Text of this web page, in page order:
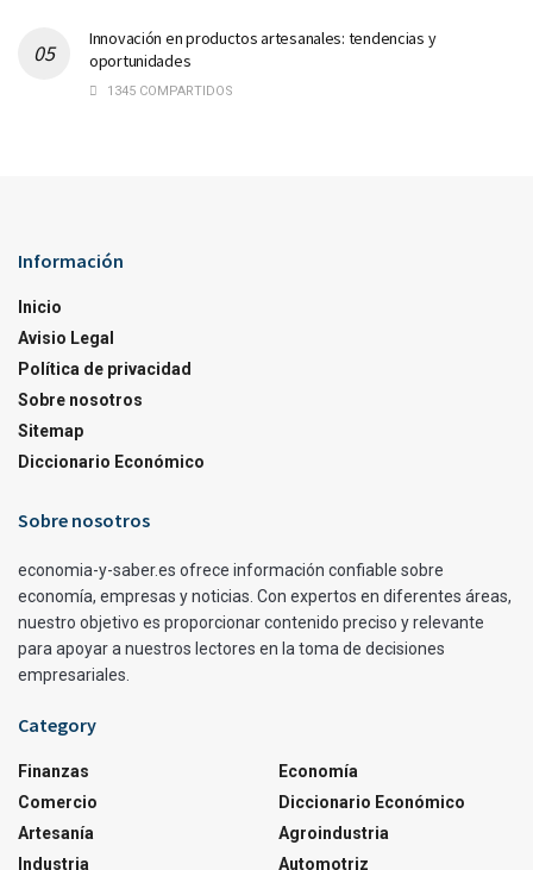
Innovación en productos artesanales: tendencias y
oportunidades
1345 COMPARTIDOS
Información
Inicio
Avisio Legal
Política de privacidad
Sobre nosotros
Sitemap
Diccionario Económico
Sobre nosotros
economia-y-saber.es ofrece información confiable sobre
economía, empresas y noticias. Con expertos en diferentes áreas,
nuestro objetivo es proporcionar contenido preciso y relevante
para apoyar a nuestros lectores en la toma de decisiones
empresariales.
Category
Finanzas
Comercio
Artesanía
Industria
Economía
Diccionario Económico
Agroindustria
Automotriz